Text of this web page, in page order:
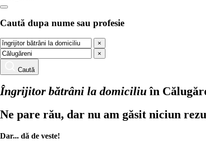
Caută dupa nume sau profesie
×
×
Caută
Îngrijitor bătrâni la domiciliuîn
Ne pare rău, dar nu am găsit niciun
Dar... dă de veste!